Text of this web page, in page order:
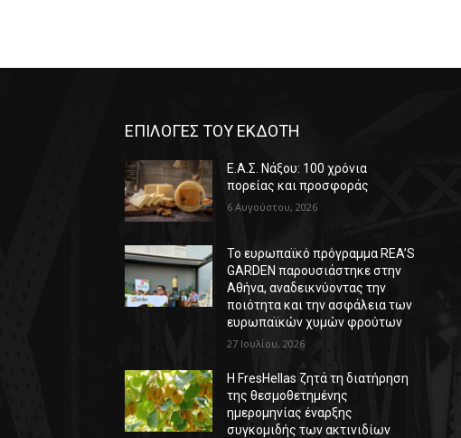
ΕΠΙΛΟΓΕΣ ΤΟΥ ΕΚΔΟΤΗ
Ε.Α.Σ. Νάξου: 100 χρόνια
πορείας και προσφοράς
6 Αυγούστου, 2026
Το ευρωπαϊκό πρόγραμμα REA’S
GARDEN παρουσιάστηκε στην
Αθήνα, αναδεικνύοντας την
ποιότητα και την ασφάλεια των
ευρωπαϊκών χυμών φρούτων
27 Ιουλίου, 2026
Η FresHellas ζητά τη διατήρηση
της θεσμοθετημένης
ημερομηνίας έναρξης
συγκομιδής των ακτινιδίων